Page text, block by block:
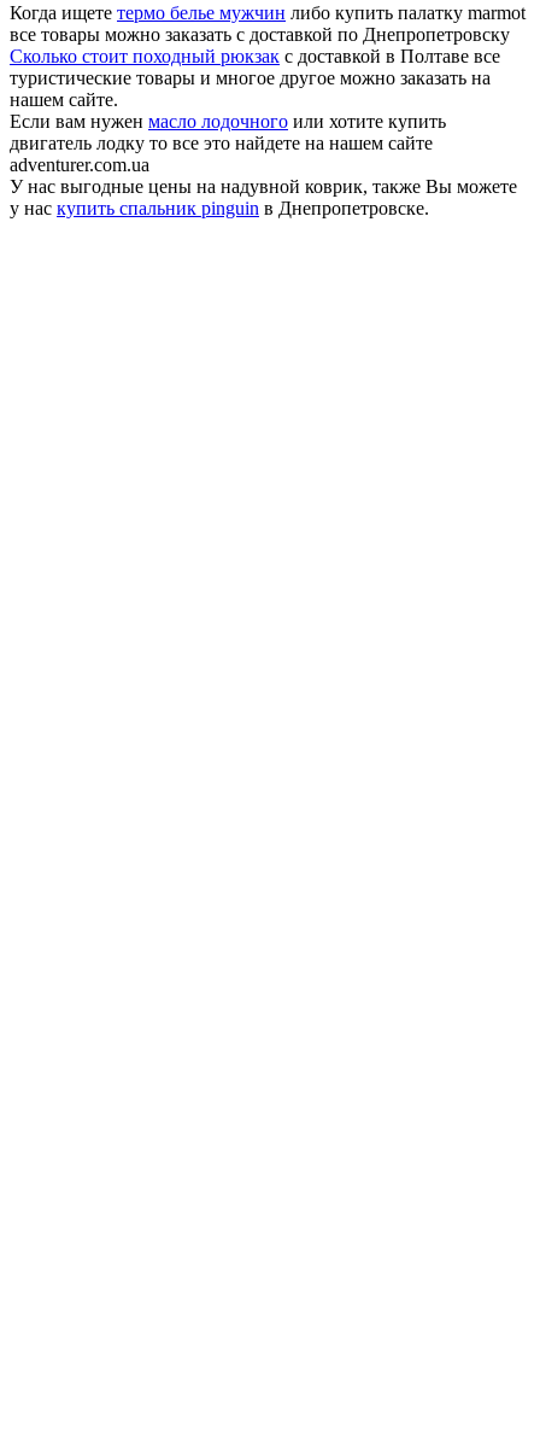
Когда ищете термо белье мужчин либо купить палатку marmot
все товары можно заказать с доставкой по Днепропетровску
Сколько стоит походный рюкзак с доставкой в Полтаве все
туристические товары и многое другое можно заказать на
нашем сайте.
Если вам нужен масло лодочного или хотите купить
двигатель лодку то все это найдете на нашем сайте
adventurer.com.ua
У нас выгодные цены на надувной коврик, также Вы можете
у нас купить спальник pinguin в Днепропетровске.